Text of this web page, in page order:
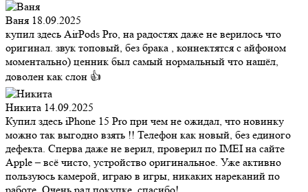
Ваня 18.09.2025
купил здесь AirPods Pro, на радостях даже не верилось что
оригинал. звук топовый, без брака , коннектятся с айфоном
моментально) ценник был самый нормальный что нашёл,
доволен как слон 👍
Никита 14.09.2025
Купил здесь iPhone 15 Pro при чем не ожидал, что новинку
можно так выгодно взять !! Телефон как новый, без единого
дефекта. Сперва даже не верил, проверил по IMEI на сайте
Apple – всё чисто, устройство оригинальное. Уже активно
пользуюсь камерой, играю в игры, никаких нареканий по